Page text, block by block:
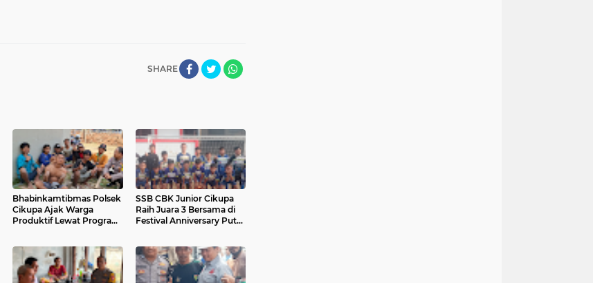
SHARE
Bhabinkamtibmas Polsek
Cikupa Ajak Warga
Produktif Lewat Program
SSB CBK Junior Cikupa
Raih Juara 3 Bersama di
Festival Anniversary Putra